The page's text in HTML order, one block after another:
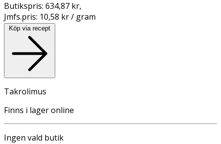
Butikspris: 634,87 kr,
Jmfs.pris: 10,58 kr / gram
Köp via recept
Takrolimus
Finns i lager online
Ingen vald butik